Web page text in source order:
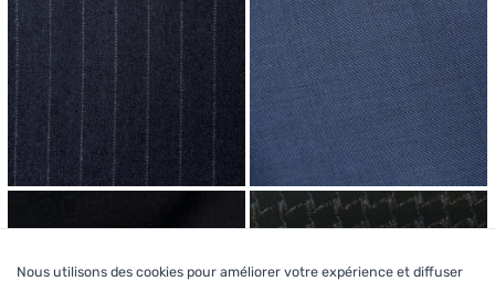
Nous utilisons des cookies pour améliorer votre expérience et diffuser